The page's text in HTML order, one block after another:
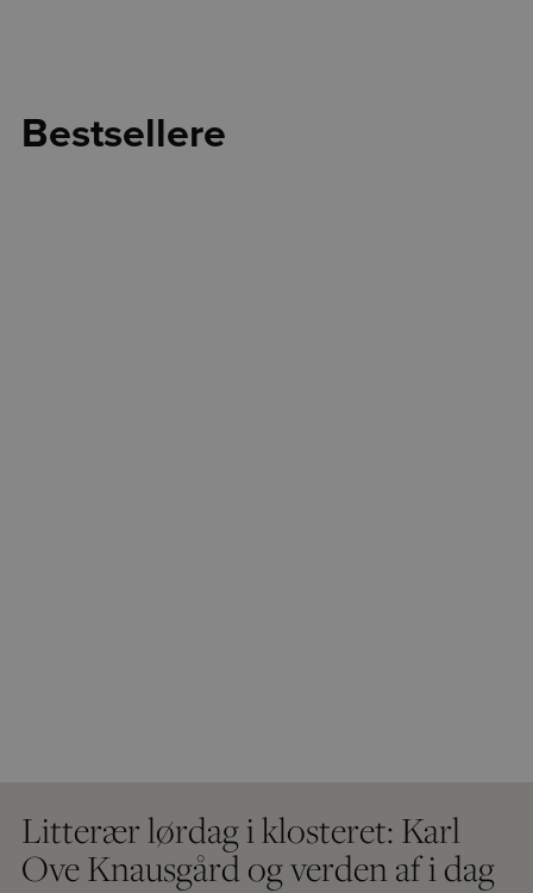
Bestsellere
Litterær lørdag i klosteret: Karl
Ove Knausgård og verden af i dag